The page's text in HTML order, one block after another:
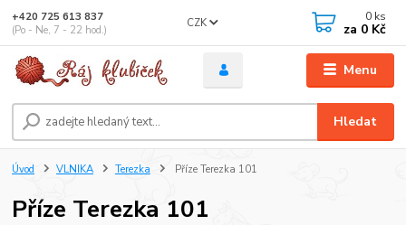
Menu
CZK
Hledat
+420 725 613 837
(Po - Ne, 7 - 22 hod.)
0 ks
za 0 Kč
Úvod VLNIKA Terezka Příze Terezka 101
Příze Terezka 101